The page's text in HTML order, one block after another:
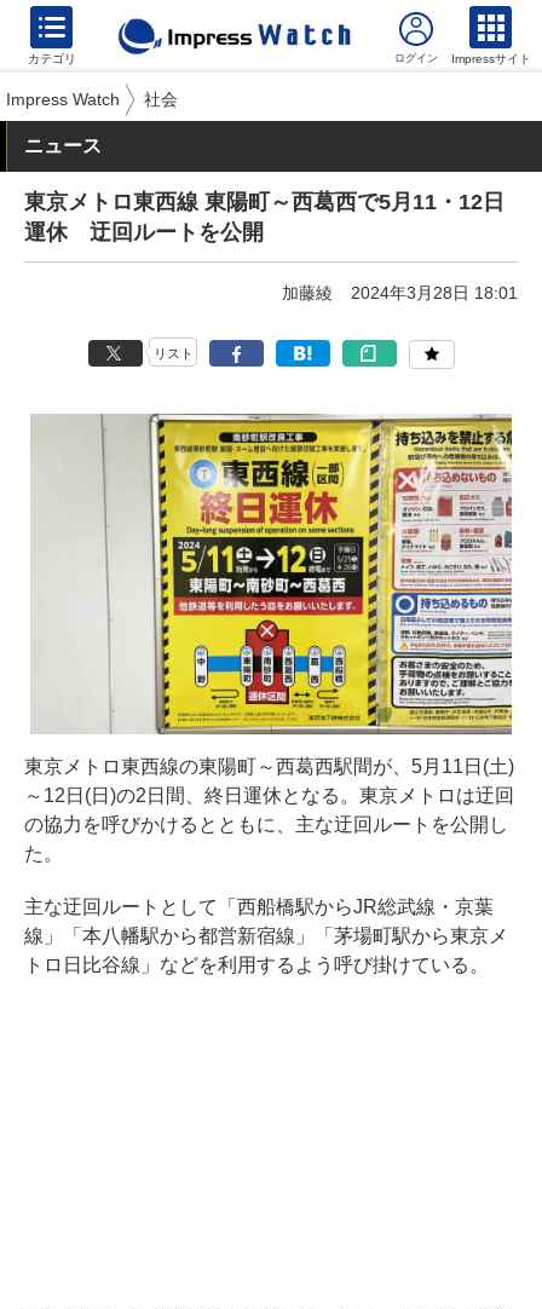
カテゴリ Impressサイト
Impress Watch 社会
ニュース
東京メトロ東西線 東陽町～西葛西で5月11・12日
運休 迂回ルートを公開
加藤綾 2024年3月28日 18:01
リスト
東京メトロ東西線の東陽町～西葛西駅間が、5月11日(土)
～12日(日)の2日間、終日運休となる。東京メトロは迂回
の協力を呼びかけるとともに、主な迂回ルートを公開し
た。
主な迂回ルートとして「西船橋駅からJR総武線・京葉
線」「本八幡駅から都営新宿線」「茅場町駅から東京メ
トロ日比谷線」などを利用するよう呼び掛けている。